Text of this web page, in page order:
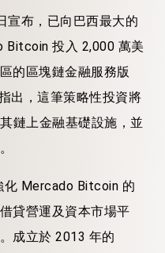
宣布，已向巴西最大的
Bitcoin 投入 2,000 萬美
的區塊鏈金融服務版
出，這筆策略性投資將
鏈上金融基礎設施，並
Mercado Bitcoin 的
貸營運及資本市場平
成立於 2013 年的